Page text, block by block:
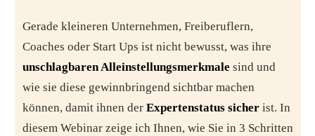
Gerade kleineren Unternehmen, Freiberuflern,
Coaches oder Start Ups ist nicht bewusst, was ihre
unschlagbaren Alleinstellungsmerkmale sind und
wie sie diese gewinnbringend sichtbar machen
können, damit ihnen der Expertenstatus sicher ist. In
diesem Webinar zeige ich Ihnen, wie Sie in 3 Schritten